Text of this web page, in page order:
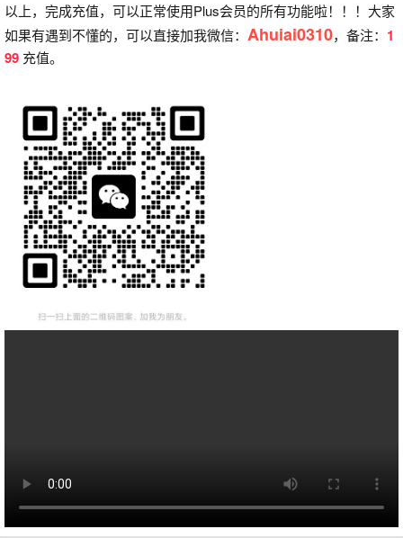
以上，完成充值，可以正常使用Plus会员的所有功能啦！！！大家
如果有遇到不懂的，可以直接加我微信： Ahuiai0310，备注： 1
99 充值。